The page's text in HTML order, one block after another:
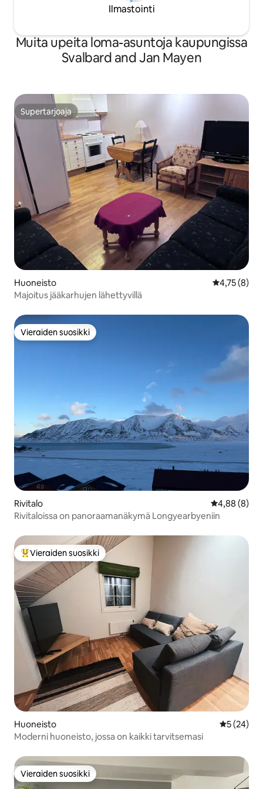
Ilmastointi
Muita upeita loma-asuntoja kaupungissa
Svalbard and Jan Mayen
Supertarjoaja
Supertarjoaja
Huoneisto
4,75 (8)
Majoitus jääkarhujen lähettyvillä
Vieraiden suosikki
Vieraiden suosikki
Rivitalo
4,88 (8)
Rivitaloissa on panoraamanäkymä Longyearbyeniin
Vieraiden suosikkien parhaimmistoa
Vieraiden suosikki
Huoneisto
5 (24)
Moderni huoneisto, jossa on kaikki tarvitsemasi
Vieraiden suosikki
Vieraiden suosikki